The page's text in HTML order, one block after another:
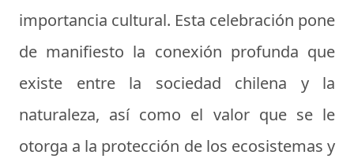
importancia cultural. Esta celebración pone
de manifiesto la conexión profunda que
existe entre la sociedad chilena y la
naturaleza, así como el valor que se le
otorga a la protección de los ecosistemas y